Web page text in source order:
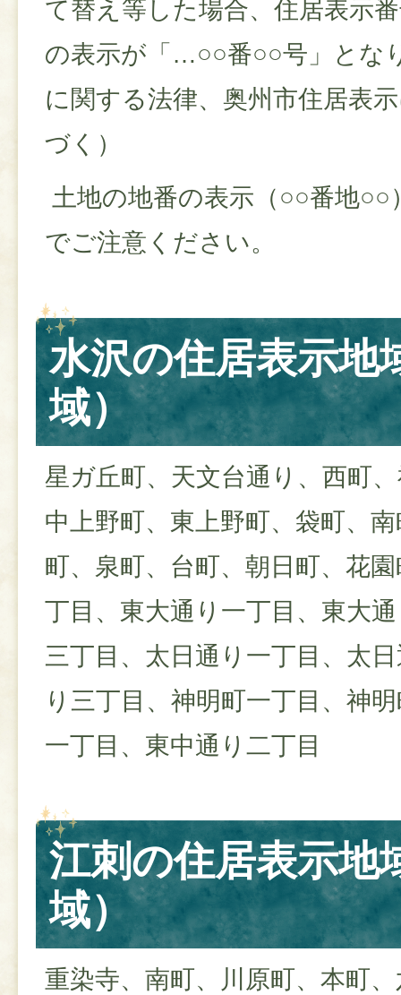
て替え等した場合、住居表示
の表示が「…○○番○○号」とな
に関する法律、奥州市住居表
づく）
土地の地番の表示（○○番地
でご注意ください。
水沢の住居表示地
域）
星ガ丘町、天文台通り、西町
中上野町、東上野町、袋町、
町、泉町、台町、朝日町、花
丁目、東大通り一丁目、東大
三丁目、太日通り一丁目、太
り三丁目、神明町一丁目、神
一丁目、東中通り二丁目
江刺の住居表示地
域）
重染寺、南町、川原町、本町